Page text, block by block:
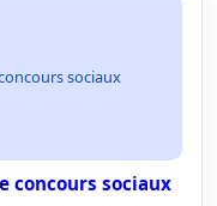
sociaux
concours sociaux